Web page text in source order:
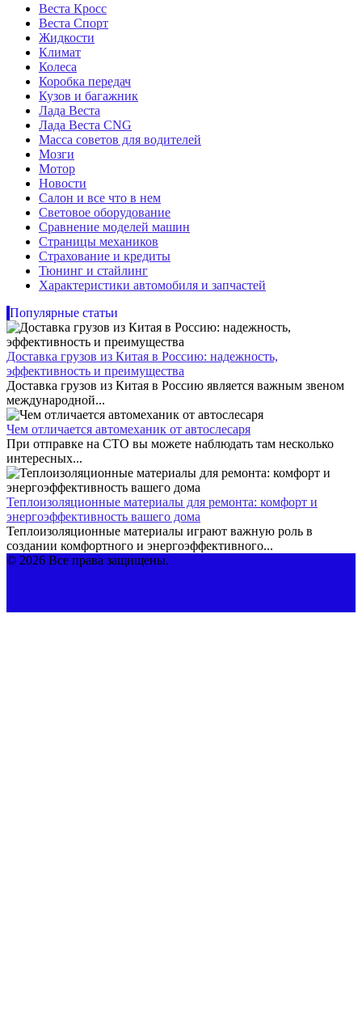
Веста Кросс
Веста Спорт
Жидкости
Климат
Колеса
Коробка передач
Кузов и багажник
Лада Веста
Лада Веста CNG
Масса советов для водителей
Мозги
Мотор
Новости
Салон и все что в нем
Световое оборудование
Сравнение моделей машин
Страницы механиков
Страхование и кредиты
Тюнинг и стайлинг
Характеристики автомобиля и запчастей
Популярные статьи
Доставка грузов из Китая в Россию: надежность,
эффективность и преимущества
Доставка грузов из Китая в Россию является важным звеном
международной...
Чем отличается автомеханик от автослесаря
При отправке на СТО вы можете наблюдать там несколько
интересных...
Теплоизоляционные материалы для ремонта: комфорт и
энергоэффективность вашего дома
Теплоизоляционные материалы играют важную роль в
создании комфортного и энергоэффективного...
© 2026 Все права защищены.